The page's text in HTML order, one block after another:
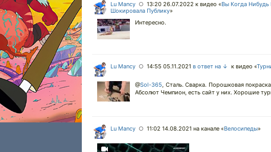
Lu Mancy ○ 13:20 26.07.2022 к видео «Вы Когда
Шокировала Публику»
Интересно.
Lu Mancy ○ 14:55 05.11.2021 в ответ на ↓ к видео «
@Sol-365, Сталь. Сварка. Порошковая
Абсолют Чемпион, есть сайт у них. Хорошие
Lu Mancy ○ 11:02 14.08.2021 на канале «Велосипеды»